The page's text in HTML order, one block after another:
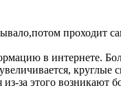
проходит
в интернете.
круглые
из-за этого возникают